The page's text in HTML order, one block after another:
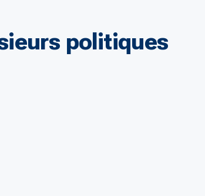
politiques